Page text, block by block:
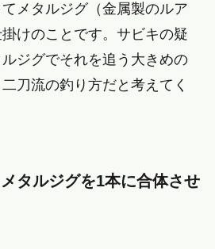
メタルジグ（金属製のルア
けのことです。サビキの疑
ジグでそれを追う大きめの
刀流の釣り方だと考えてく
タルジグを1本に合体させ